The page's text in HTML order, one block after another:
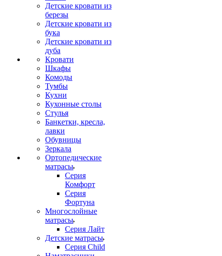
Детские кровати из
березы
Детские кровати из
бука
Детские кровати из
дуба
Кровати
Шкафы
Комоды
Тумбы
Кухни
Кухонные столы
Стулья
Банкетки, кресла,
лавки
Обувницы
Зеркала
Ортопедические
матрасы
Серия
Комфорт
Серия
Фортуна
Многослойные
матрасы
Серия Лайт
Детские матрасы
Серия Child